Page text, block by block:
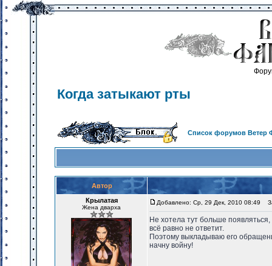
Когда затыкают рты
Список форумов Ветер
Автор
Крылатая
Жена дварха
Добавлено: Ср, 29 Дек, 2010 08:49
Не хотела тут больше
всё равно не ответит.
Поэтому выкладываю его
начну войну!